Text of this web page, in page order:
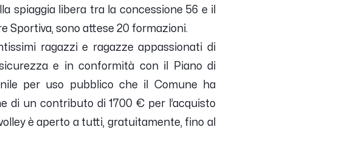
spiaggia libera tra la concessione 56 e il
Sportiva, sono attese 20 formazioni.
ragazzi e ragazze appassionati di
e in conformità con il Piano di
per uso pubblico che il Comune ha
di un contributo di 1700 € per l’acquisto
è aperto a tutti, gratuitamente, fino al